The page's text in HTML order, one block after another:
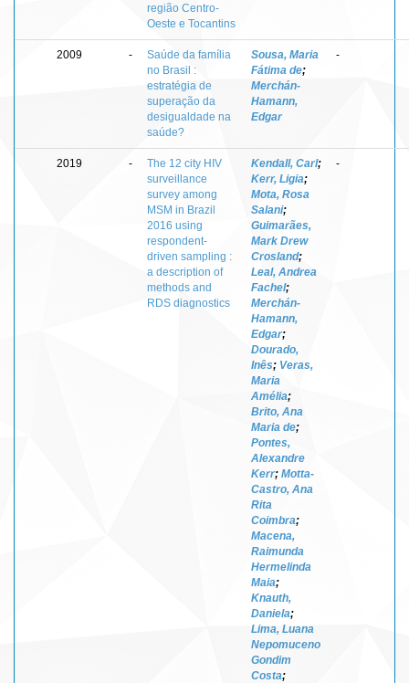
região Centro-
Oeste e Tocantins
2009 -
Saúde da família
no Brasil :
estratégia de
superação da
desigualdade na
saúde?
Sousa, Maria
Fátima de;
Merchán-
Hamann,
Edgar
-
2019 -
The 12 city HIV
surveillance
survey among
MSM in Brazil
2016 using
respondent-
driven sampling :
a description of
methods and
RDS diagnostics
Kendall, Carl;
Kerr, Ligia;
Mota, Rosa
Salani;
Guimarães,
Mark Drew
Crosland;
Leal, Andrea
Fachel;
Merchán-
Hamann,
Edgar;
Dourado,
Inês; Veras,
Maria
Amélia;
Brito, Ana
Maria de;
Pontes,
Alexandre
Kerr; Motta-
Castro, Ana
Rita
Coimbra;
Macena,
Raimunda
Hermelinda
Maia;
Knauth,
Daniela;
Lima, Luana
Nepomuceno
Gondim
Costa;
-